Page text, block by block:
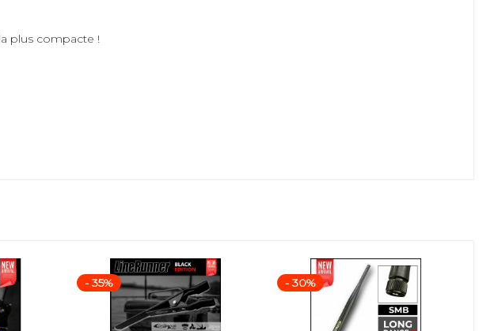
plus compacte !
- 35% - 30%